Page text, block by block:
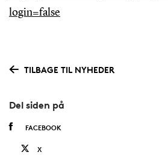
login=false
TILBAGE TIL NYHEDER
Del siden på
FACEBOOK
X